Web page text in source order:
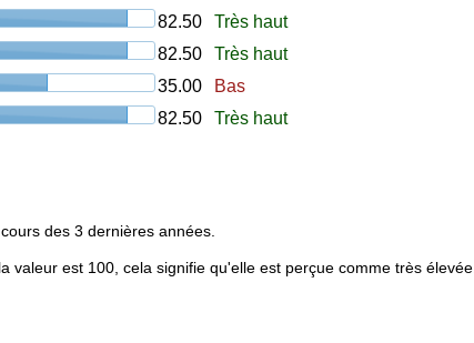
82.50
Très haut
82.50
Très haut
35.00
Bas
82.50 Très haut
des 3 dernières années.
est 100, cela signifie qu'elle est perçue comme très élevée.